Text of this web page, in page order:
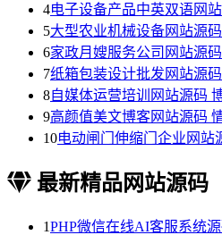
4电子设备产品中英双语网
5大型农业机械设备网站源
6家政月嫂服务公司网站源
7纸箱包装设计批发网站源
8自媒体运营培训网站源码
9高颜值美文博客网站源码
10电动闸门伸缩门企业网站
最新精品网站源码
1PHP微信在线AI客服系统